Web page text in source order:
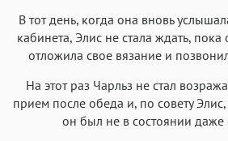
В тот день, когда она вновь
кабинета, Элис не стала ждать, пока
отложила свое вязание и
На этот раз Чарльз не стал
прием после обеда и, по совету
он был не в состоянии даже